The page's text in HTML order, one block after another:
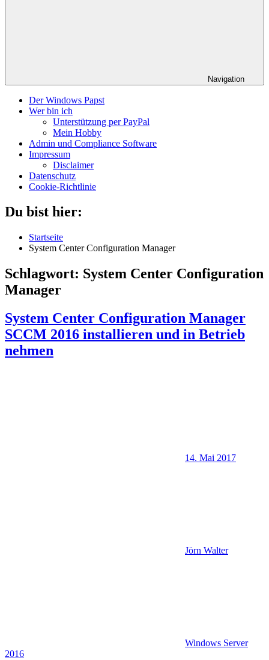
Navigation
Der Windows Papst
Wer bin ich
Unterstützung per PayPal
Mein Hobby
Admin und Compliance Software
Impressum
Disclaimer
Datenschutz
Cookie-Richtlinie
Du bist hier:
Startseite
System Center Configuration Manager
Schlagwort: System Center Configuration
Manager
System Center Configuration Manager
SCCM 2016 installieren und in Betrieb
nehmen
14. Mai 2017
Jörn Walter
Windows Server
2016